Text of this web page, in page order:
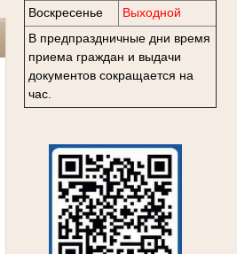
Воскресенье
Выходной
В предпраздничные дни время
приема граждан и выдачи
документов сокращается на
час.